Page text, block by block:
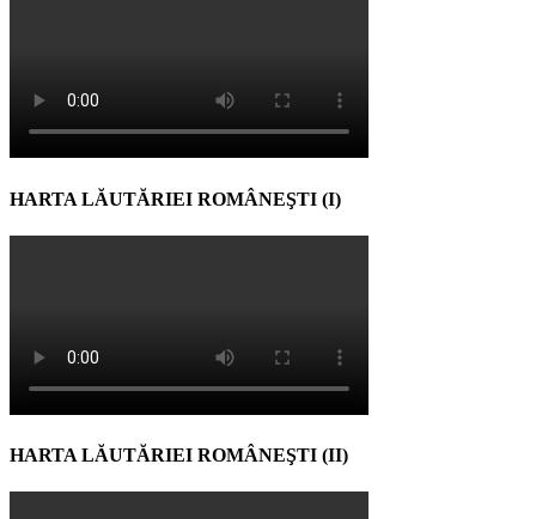
HARTA LĂUTĂRIEI ROMÂNEŞTI (I)
HARTA LĂUTĂRIEI ROMÂNEŞTI (II)